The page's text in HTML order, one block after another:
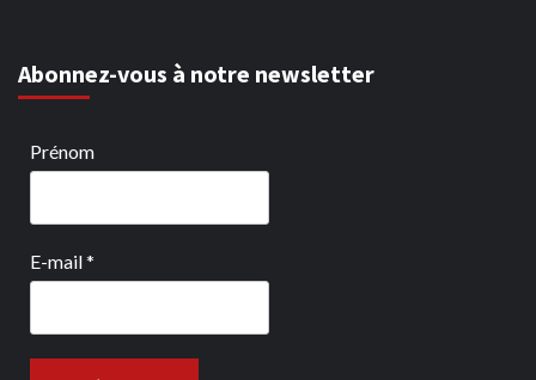
Abonnez-vous à notre newsletter
Prénom
E-mail*